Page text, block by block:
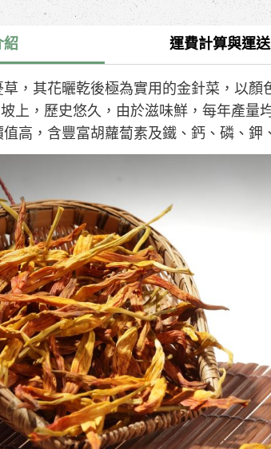
紹
，其花曬乾後極為實用的金針菜，以
上，歷史悠久，由於滋味鮮，每年產量
高，含豐富胡蘿蔔素及鐵、鈣、磷、
運費計算與運送